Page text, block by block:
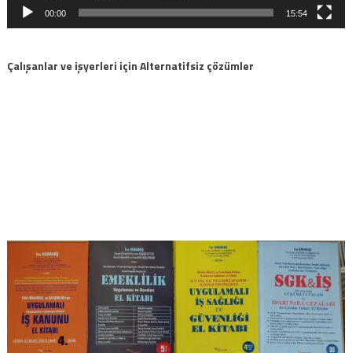
00:00 15:54
Çalışanlar ve işyerleri için Alternatifsiz çözümler